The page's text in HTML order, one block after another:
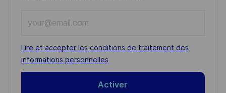
Email
address
(Required)
Required
Lire et accepter les conditions de traitement des
informations personnelles
Activer